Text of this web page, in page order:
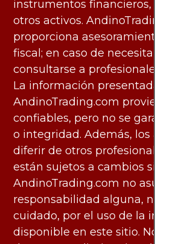
instrumentos financieros,
otros activos.
proporciona asesoramiento
fiscal; en caso de necesitarlo,
consultarse a profesionales
La información presentada
AndinoTrading.com proviene
confiables, pero no se
o integridad. Además, los
diferir de otros profesionales
están sujetos a cambios sin
AndinoTrading.com no asume
responsabilidad alguna, ni
cuidado, por el uso de la
disponible en este sitio. No